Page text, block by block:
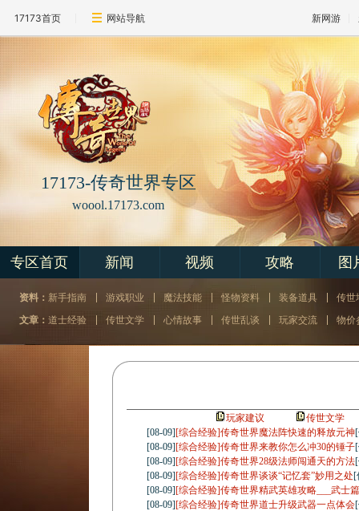
17173首页 网站导航 新网游
17173-传奇世界专区
woool.17173.com
专区首页 新闻 视频 攻略 图
资料： 新手指南 游戏职业 魔法技能 怪物资料 装备道具
传世
文章： 道士经验 传世文学 心情故事 传世乱谈 玩家交流 物价
玩家建议
传世文学
[08-09][综合经验]传奇世界魔法阵快速的释放元神
[08-09][综合经验]传奇世界来教你怎么冲30的锤子
[08-09][综合经验]传奇世界28级法师闯通天的方法
[08-09][综合经验]传奇世界谈谈“记忆套”妙用之处[
[08-09][综合经验]传奇世界精武英雄攻略___武士
[08-09][综合经验]传奇世界道士升级武器一点体会